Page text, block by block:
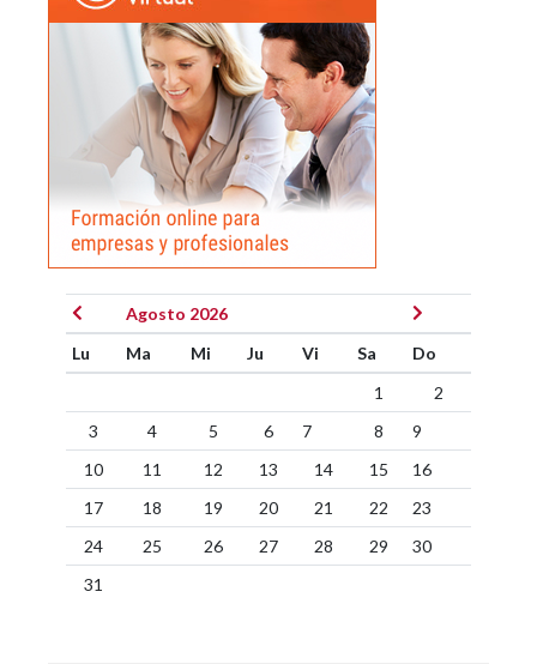
Agosto 2026
Lu
Ma Mi Ju Vi Sa
Do
1
2
3
4 5 6 7 8
9
10
11 12 13 14 15
16
17
18 19 20 21 22
23
24
25 26 27 28 29
30
31